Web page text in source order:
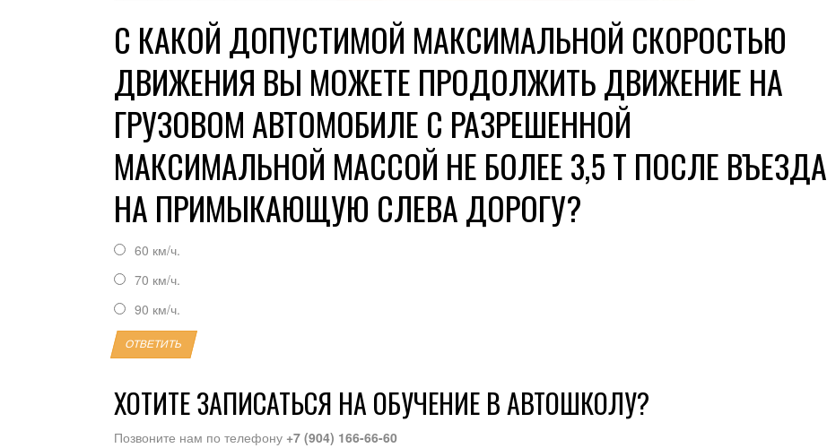
С КАКОЙ ДОПУСТИМОЙ МАКСИМАЛЬНОЙ СКОРОСТЬЮ
ДВИЖЕНИЯ ВЫ МОЖЕТЕ ПРОДОЛЖИТЬ ДВИЖЕНИЕ НА
ГРУЗОВОМ АВТОМОБИЛЕ С РАЗРЕШЕННОЙ
МАКСИМАЛЬНОЙ МАССОЙ НЕ БОЛЕЕ 3,5 Т ПОСЛЕ ВЪЕЗДА
НА ПРИМЫКАЮЩУЮ СЛЕВА ДОРОГУ?
60 км/ч.
70 км/ч.
90 км/ч.
ОТВЕТИТЬ
ХОТИТЕ ЗАПИСАТЬСЯ НА ОБУЧЕНИЕ В АВТОШКОЛУ?
Позвоните нам по телефону +7 (904) 166-66-60